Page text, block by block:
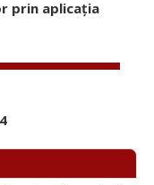
prin aplicația